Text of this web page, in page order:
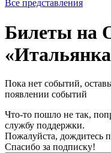
Все представления
Билеты на
Пока нет событий,
появлении событий
Что-то пошло не так,
службу поддержки.
Пожалуйста, дождитесь
Спасибо за подписку!